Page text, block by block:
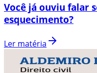
Você já ouviu falar
esquecimento?
Ler matéria